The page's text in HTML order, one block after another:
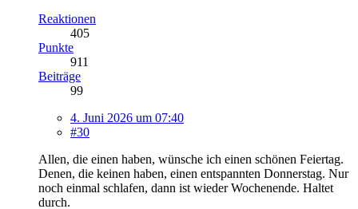
Reaktionen
405
Punkte
911
Beiträge
99
4. Juni 2026 um 07:40
#30
Allen, die einen haben, wünsche ich einen schönen Feiertag.
Denen, die keinen haben, einen entspannten Donnerstag. Nur
noch einmal schlafen, dann ist wieder Wochenende. Haltet
durch.